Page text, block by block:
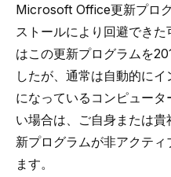
Microsoft Office更新プロ
ストールにより回避でき
はこの更新プログラムを
したが、通常は自動的に
になっているコンピュー
い場合は、ご自身または
新プログラムが非アクテ
ます。